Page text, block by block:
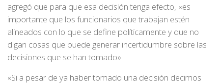
agregó que para que esa decisión tenga efecto, «es
importante que los funcionarios que trabajan estén
alineados con lo que se define políticamente y que no
digan cosas que puede generar incertidumbre sobre las
decisiones que se han tomado».
«Si a pesar de ya haber tomado una decisión decimos